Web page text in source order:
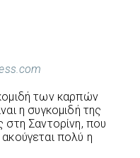
των καρπών
η συγκομιδή της
στη Σαντορίνη, που
πολύ η